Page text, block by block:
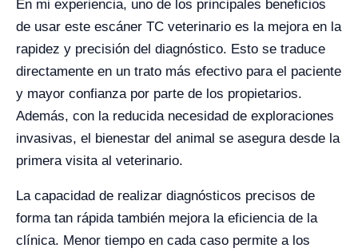
En mi experiencia, uno de los principales beneficios
de usar este escáner TC veterinario es la mejora en la
rapidez y precisión del diagnóstico. Esto se traduce
directamente en un trato más efectivo para el paciente
y mayor confianza por parte de los propietarios.
Además, con la reducida necesidad de exploraciones
invasivas, el bienestar del animal se asegura desde la
primera visita al veterinario.
La capacidad de realizar diagnósticos precisos de
forma tan rápida también mejora la eficiencia de la
clínica. Menor tiempo en cada caso permite a los